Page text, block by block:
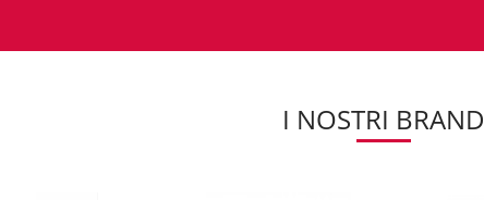
I NOSTRI BRAND